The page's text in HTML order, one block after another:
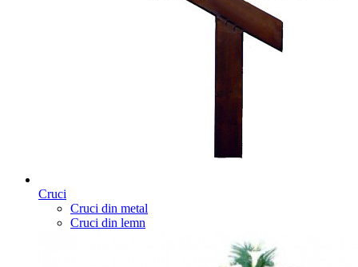
Cruci
Cruci din metal
Cruci din lemn